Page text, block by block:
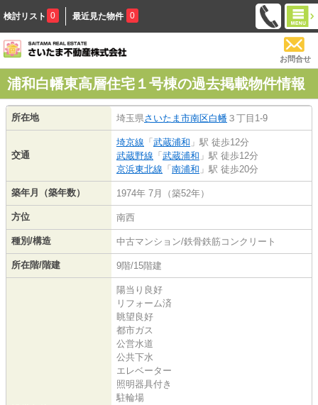
検討リスト 0 最近見た物件 0
お問合せ
浦和白幡東高層住宅１号棟の過去掲載物件情報
所在地 埼玉県さいたま市南区白幡 ３丁目1-9
交通
埼京線 「 武蔵浦和 」駅 徒歩12分
武蔵野線 「 武蔵浦和 」駅 徒歩12分
京浜東北線 「 南浦和 」駅 徒歩20分
築年月（築年数） 1974年 7月（築52年）
方位 南西
種別/構造 中古マンション/鉄骨鉄筋コンクリート
所在階/階建 9階/15階建
陽当り良好
リフォーム済
眺望良好
都市ガス
公営水道
公共下水
エレベーター
照明器具付き
駐輪場